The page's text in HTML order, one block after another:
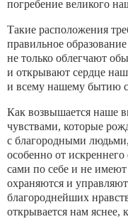
погребение великого
Такие расположения
правильное
не только облегчают
и открывают сердце
и всему нашему бытию
Как возвышается наше
чувствами, которые
с благородными
особенно от
сами по себе и не
охраняют­ся и
благороднейших
открывается нам яснее,